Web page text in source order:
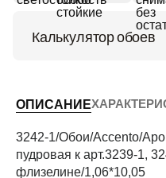
Калькулятор обоев
Периметр комнаты (м)
ОПИСАНИЕ
3242-1/Обои/Accento/
пудровая к арт.3239-1,
флизелине/1,06*10,05